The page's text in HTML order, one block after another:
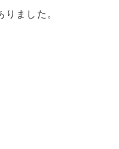
ました。